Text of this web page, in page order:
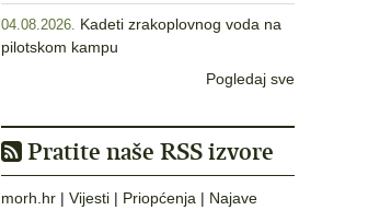
04.08.2026. Kadeti zrakoplovnog voda na
pilotskom kampu
Pogledaj sve
Pratite naše RSS izvore
morh.hr | Vijesti | Priopćenja | Najave